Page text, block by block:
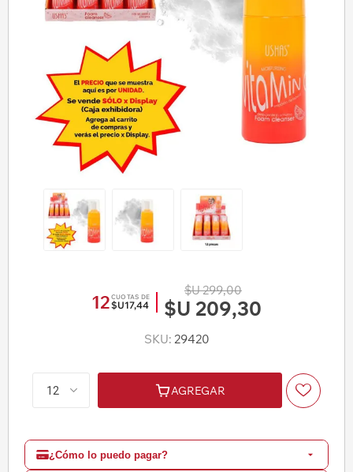
12 CUOTAS DE
$U17,44
$U 299,00
$U 209,30
SKU: 29420
AGREGAR
¿Cómo lo puedo pagar?